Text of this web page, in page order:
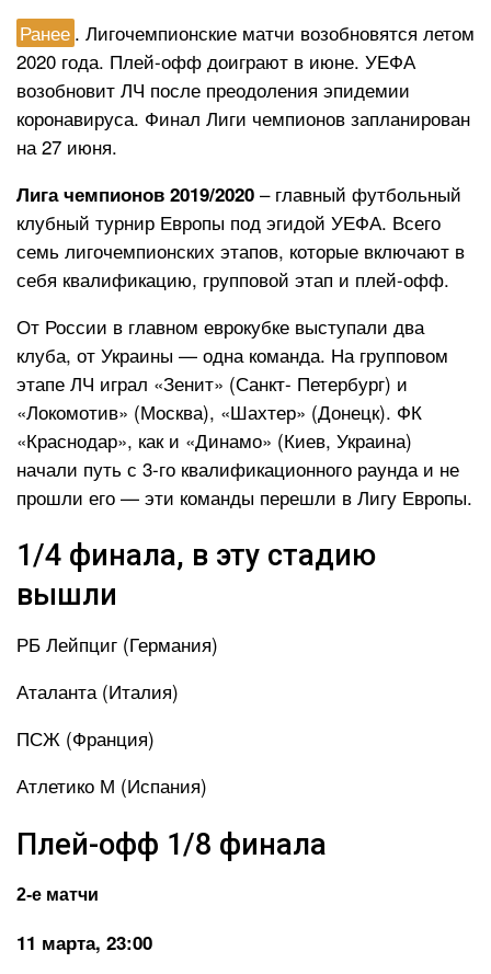
Ранее . Лигочемпионские матчи возобновятся летом
2020 года. Плей-офф доиграют в июне. УЕФА
возобновит ЛЧ после преодоления эпидемии
коронавируса. Финал Лиги чемпионов запланирован
на 27 июня.
Лига чемпионов 2019/2020 – главный футбольный
клубный турнир Европы под эгидой УЕФА. Всего
семь лигочемпионских этапов, которые включают в
себя квалификацию, групповой этап и плей-офф.
От России в главном еврокубке выступали два
клуба, от Украины — одна команда. На групповом
этапе ЛЧ играл «Зенит» (Санкт- Петербург) и
«Локомотив» (Москва), «Шахтер» (Донецк). ФК
«Краснодар», как и «Динамо» (Киев, Украина)
начали путь с 3-го квалификационного раунда и не
прошли его — эти команды перешли в Лигу Европы.
1/4 финала, в эту стадию
вышли
РБ Лейпциг (Германия)
Аталанта (Италия)
ПСЖ (Франция)
Атлетико М (Испания)
Плей-офф 1/8 финала
2-е матчи
11 марта, 23:00